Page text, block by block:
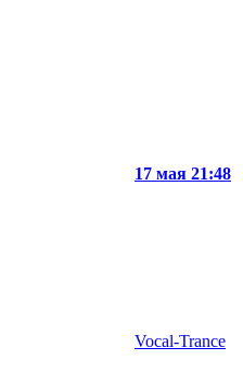
17 мая 21:48
Vocal-Trance